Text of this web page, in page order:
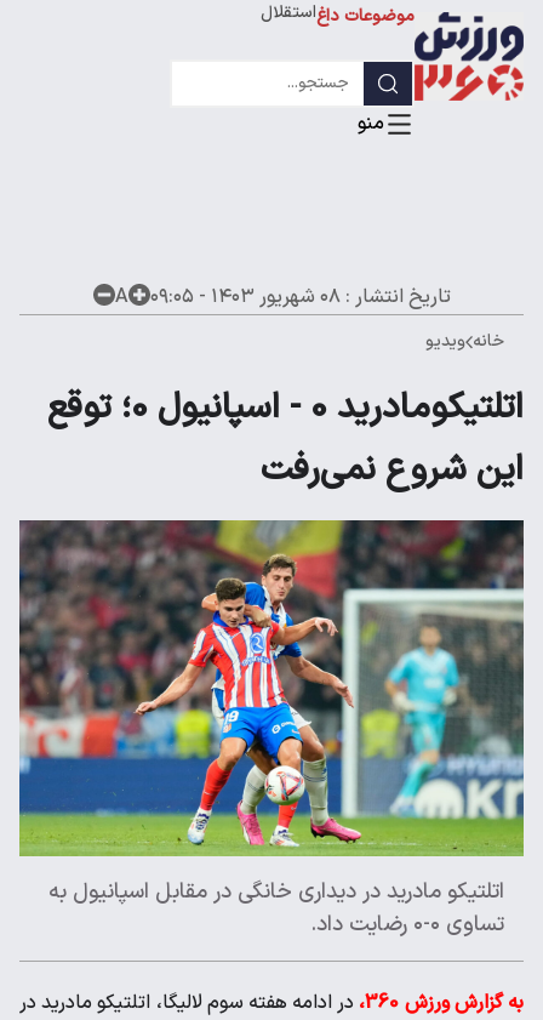
موضوعات داغ
تاریخ انتشار :۰۸ شهریور ۱۴۰۳ - ۰۹:۰۵ A
خانه ویدیو
اتلتیکومادرید 0 - اسپانیول 0؛ توقع
این شروع نمی‌رفت
اتلتیکو مادرید در دیداری خانگی در مقابل اسپانیول به
تساوی ۰-۰ رضایت داد.
به گزارش ورزش 360،
در ادامه هفته سوم لالیگا، اتلتیکو مادرید در